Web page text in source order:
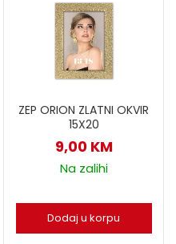
ZEP ORION ZLATNI OKVIR
15X20
9,00 KM
Na zalihi
Dodaj u korpu